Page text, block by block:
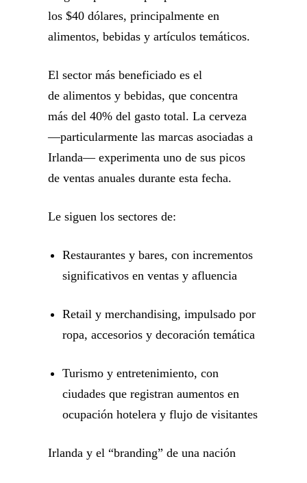
los $40 dólares, principalmente en
alimentos, bebidas y artículos temáticos.
El sector más beneficiado es el
de alimentos y bebidas, que concentra
más del 40% del gasto total. La cerveza
—particularmente las marcas asociadas a
Irlanda— experimenta uno de sus picos
de ventas anuales durante esta fecha.
Le siguen los sectores de:
Restaurantes y bares, con incrementos
significativos en ventas y afluencia
Retail y merchandising, impulsado por
ropa, accesorios y decoración temática
Turismo y entretenimiento, con
ciudades que registran aumentos en
ocupación hotelera y flujo de visitantes
Irlanda y el “branding” de una nación